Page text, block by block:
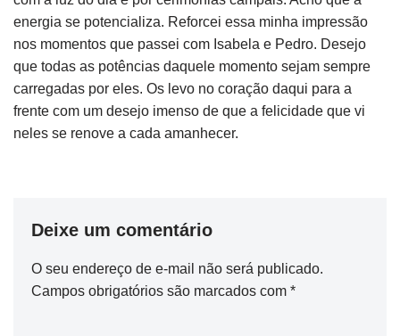
energia se potencializa. Reforcei essa minha impressão
nos momentos que passei com Isabela e Pedro. Desejo
que todas as potências daquele momento sejam sempre
carregadas por eles. Os levo no coração daqui para a
frente com um desejo imenso de que a felicidade que vi
neles se renove a cada amanhecer.
Deixe um comentário
O seu endereço de e-mail não será publicado.
Campos obrigatórios são marcados com *